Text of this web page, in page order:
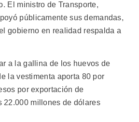
El ministro de Transporte,
públicamente sus demandas,
gobierno en realidad respalda a
a la gallina de los huevos de
la vestimenta aporta 80 por
por exportación de
22.000 millones de dólares